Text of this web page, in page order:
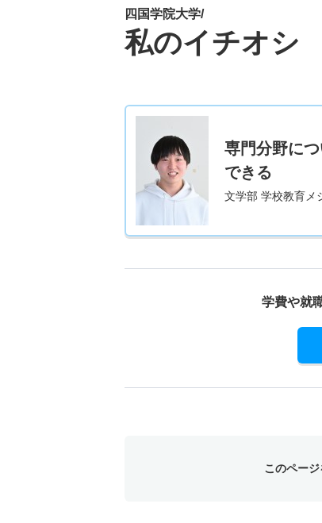
四国学院大学/
私のイチオシ
専門分野に
できる
文学部 学校教育メ
学費や就
このペー